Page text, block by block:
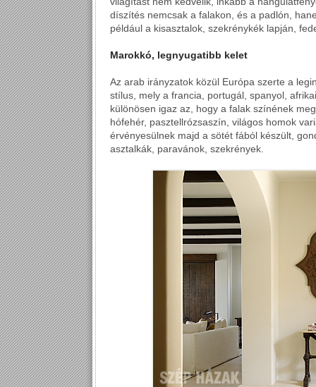
díszítés nemcsak a falakon, és a padlón,
például a kisasztalok, szekrénykék lapján,
Marokkó, legnyugatibb kelet
Az arab irányzatok közül Európa szerte a
stílus, mely a francia, portugál, spanyol,
különösen igaz az, hogy a falak színének
hófehér, pasztellrózsaszín, világos homok
érvényesülnek majd a sötét fából készült,
asztalkák, paravánok, szekrények.